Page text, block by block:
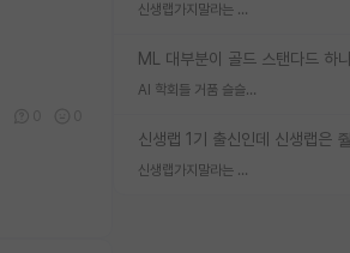
신생랩가지말라는 이유가 있었구나
AI 학회들 거품 슬슬 지적이 나오네요
신생랩가지말라는 이유가 있었구나